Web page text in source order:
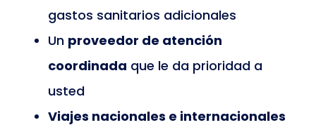
gastos sanitarios adicionales
Un proveedor de atención
coordinada que le da prioridad a
usted
Viajes nacionales e internacionales